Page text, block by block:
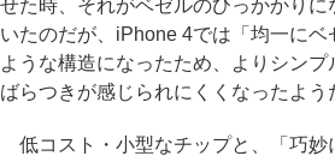
せた時、それがベゼルのひっかかりに
いたのだが、iPhone 4では「均一にベ
ような構造になったため、よりシン
ばらつきが感じられにくくなったよう
低コスト・小型なチップと、「巧妙